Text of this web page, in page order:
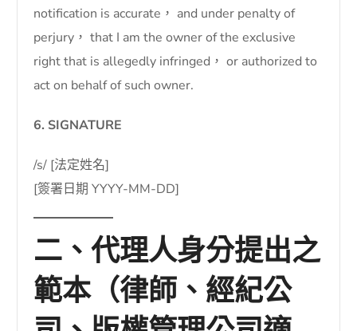
notification is accurate， and under penalty of
perjury， that I am the owner of the exclusive
right that is allegedly infringed， or authorized to
act on behalf of such owner.
6. SIGNATURE
/s/ [法定姓名]
[簽署日期 YYYY-MM-DD]
二、代理人身分提出之
範本（律師、經紀公